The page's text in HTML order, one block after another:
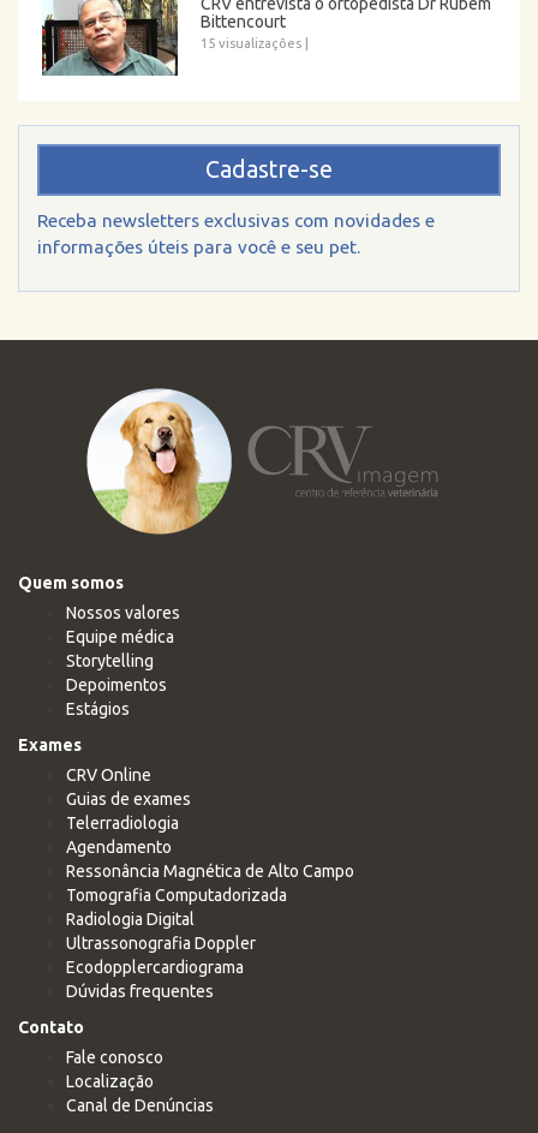
Bittencourt
15 visualizações
Cadastre-se
Receba newsletters exclusivas com novidades e
informações úteis para você e seu pet.
Quem somos
Nossos valores
Equipe médica
Storytelling
Depoimentos
Estágios
Exames
CRV Online
Guias de exames
Telerradiologia
Agendamento
Ressonância Magnética de Alto Campo
Tomografia Computadorizada
Radiologia Digital
Ultrassonografia Doppler
Ecodopplercardiograma
Dúvidas frequentes
Contato
Fale conosco
Localização
Canal de Denúncias